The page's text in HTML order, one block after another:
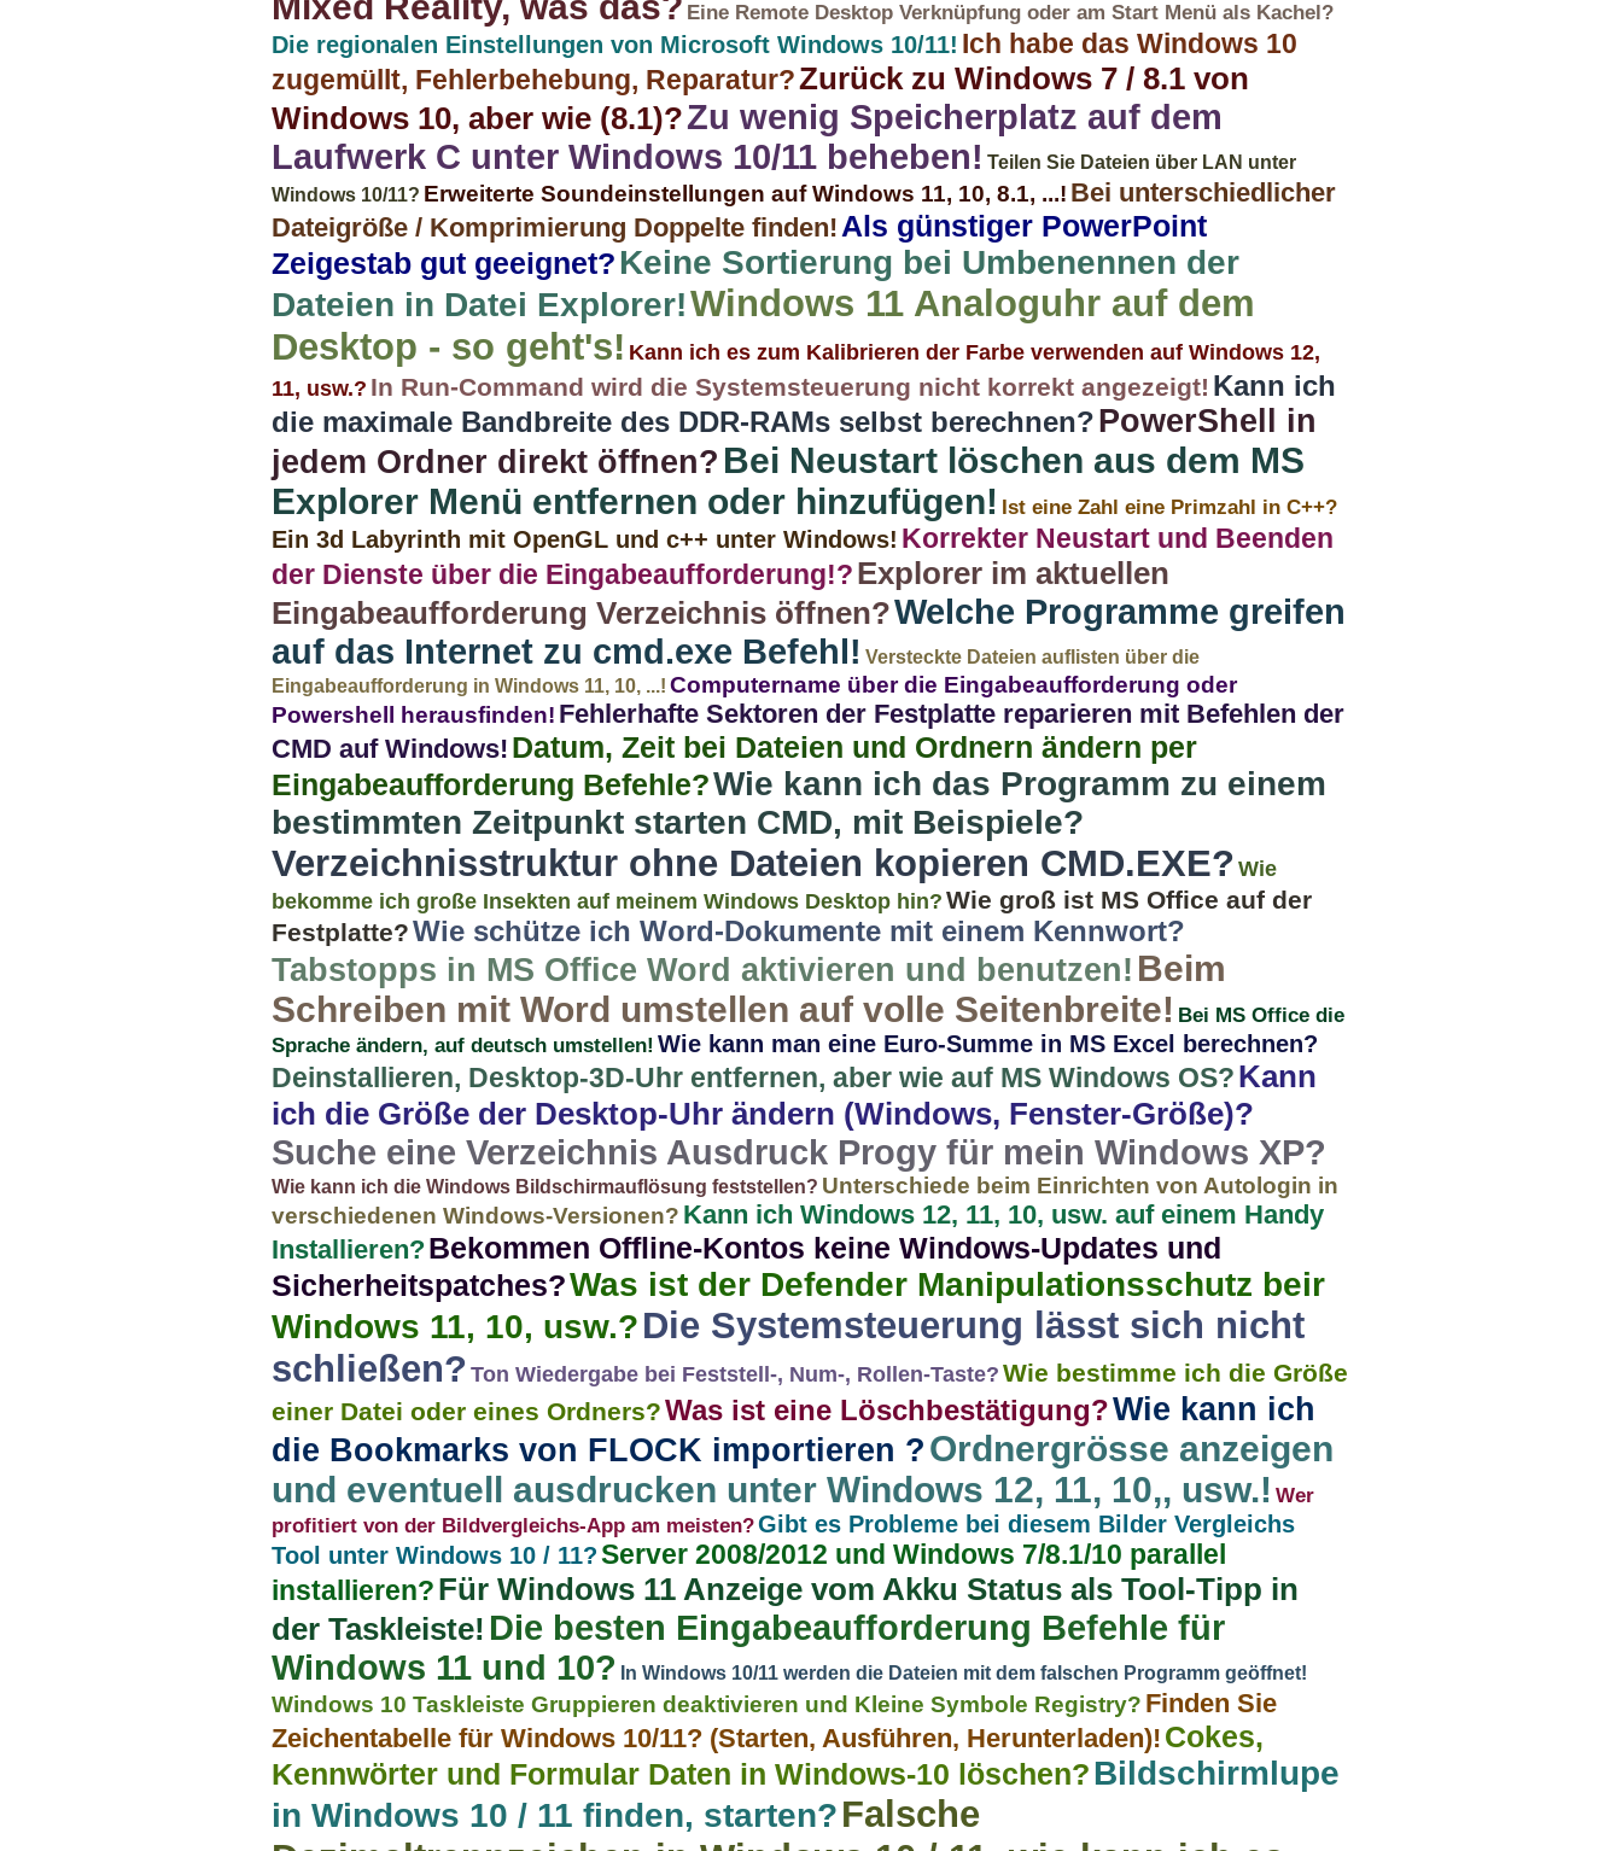
Eine Remote Desktop Verknüpfung oder am Start Menü als Kachel?
Die regionalen Einstellungen von Microsoft Windows 10/11! Ich habe das Windows 10
zugemüllt, Fehlerbehebung, Reparatur?Zurück zu Windows 7 / 8.1 von
Windows 10, aber wie (8.1)?Zu wenig Speicherplatz auf dem
Laufwerk C unter Windows 10/11 beheben! Teilen Sie Dateien über LAN unter
Windows 10/11? Erweiterte Soundeinstellungen auf Windows 11, 10, 8.1, ...! Bei unterschiedlicher
Dateigröße / Komprimierung Doppelte finden! Als günstiger PowerPoint
Zeigestab gut geeignet?Keine Sortierung bei Umbenennen der
Dateien in Datei Explorer!Windows 11 Analoguhr auf dem
Desktop - so geht's! Kann ich es zum Kalibrieren der Farbe verwenden auf Windows 12,
11, usw.? In Run-Command wird die Systemsteuerung nicht korrekt angezeigt! Kann ich
die maximale Bandbreite des DDR-RAMs selbst berechnen?PowerShell in
jedem Ordner direkt öffnen? Bei Neustart löschen aus dem MS
Explorer Menü entfernen oder hinzufügen! Ist eine Zahl eine Primzahl in C++?
Ein 3d Labyrinth mit OpenGL und c++ unter Windows! Korrekter Neustart und Beenden
der Dienste über die Eingabeaufforderung!?Explorer im aktuellen
Eingabeaufforderung Verzeichnis öffnen?Welche Programme greifen
auf das Internet zu cmd.exe Befehl! Versteckte Dateien auflisten über die
Eingabeaufforderung in Windows 11, 10, ...! Computername über die Eingabeaufforderung oder
Powershell herausfinden! Fehlerhafte Sektoren der Festplatte reparieren mit Befehlen der
CMD auf Windows! Datum, Zeit bei Dateien und Ordnern ändern per
Eingabeaufforderung Befehle?Wie kann ich das Programm zu einem
bestimmten Zeitpunkt starten CMD, mit Beispiele?
Verzeichnisstruktur ohne Dateien kopieren CMD.EXE? Wie
bekomme ich große Insekten auf meinem Windows Desktop hin? Wie groß ist MS Office auf der
Festplatte?Wie schütze ich Word-Dokumente mit einem Kennwort?
Tabstopps in MS Office Word aktivieren und benutzen! Beim
Schreiben mit Word umstellen auf volle Seitenbreite! Bei MS Office die
Sprache ändern, auf deutsch umstellen! Wie kann man eine Euro-Summe in MS Excel berechnen?
Deinstallieren, Desktop-3D-Uhr entfernen, aber wie auf MS Windows OS?Kann
ich die Größe der Desktop-Uhr ändern (Windows, Fenster-Größe)?
Suche eine Verzeichnis Ausdruck Progy für mein Windows XP?
Wie kann ich die Windows Bildschirmauflösung feststellen? Unterschiede beim Einrichten von Autologin in
verschiedenen Windows-Versionen? Kann ich Windows 12, 11, 10, usw. auf einem Handy
Installieren?Bekommen Offline-Kontos keine Windows-Updates und
Sicherheitspatches?Was ist der Defender Manipulationsschutz beir
Windows 11, 10, usw.?Die Systemsteuerung lässt sich nicht
schließen? Ton Wiedergabe bei Feststell-, Num-, Rollen-Taste? Wie bestimme ich die Größe
einer Datei oder eines Ordners?Was ist eine Löschbestätigung?Wie kann ich
die Bookmarks von FLOCK importieren ? Ordnergrösse anzeigen
und eventuell ausdrucken unter Windows 12, 11, 10,, usw.! Wer
profitiert von der Bildvergleichs-App am meisten?Gibt es Probleme bei diesem Bilder Vergleichs
Tool unter Windows 10 / 11?Server 2008/2012 und Windows 7/8.1/10 parallel
installieren?Für Windows 11 Anzeige vom Akku Status als Tool-Tipp in
der Taskleiste! Die besten Eingabeaufforderung Befehle für
Windows 11 und 10? In Windows 10/11 werden die Dateien mit dem falschen Programm geöffnet!
Windows 10 Taskleiste Gruppieren deaktivieren und Kleine Symbole Registry? Finden Sie
Zeichentabelle für Windows 10/11? (Starten, Ausführen, Herunterladen)! Cokes,
Kennwörter und Formular Daten in Windows-10 löschen?Bildschirmlupe
in Windows 10 / 11 finden, starten?Falsche